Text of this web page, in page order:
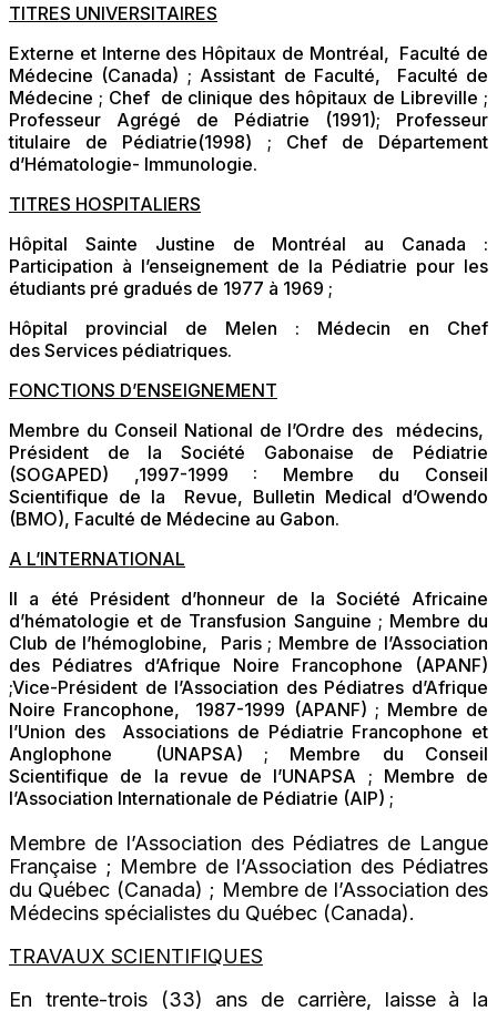
TITRES UNIVERSITAIRES
Externe et Interne des Hôpitaux de Montréal, Faculté de
Médecine (Canada) ; Assistant de Faculté, Faculté de
Médecine ; Chef de clinique des hôpitaux de Libreville ;
Professeur Agrégé de Pédiatrie (1991); Professeur
titulaire de Pédiatrie(1998) ; Chef de Département
d’Hématologie- Immunologie.
TITRES HOSPITALIERS
Hôpital Sainte Justine de Montréal au Canada :
Participation à l’enseignement de la Pédiatrie pour les
étudiants pré gradués de 1977 à 1969 ;
Hôpital provincial de Melen : Médecin en Chef
des Services pédiatriques.
FONCTIONS D’ENSEIGNEMENT
Membre du Conseil National de l’Ordre des médecins,
Président de la Société Gabonaise de Pédiatrie
(SOGAPED) ,1997-1999 : Membre du Conseil
Scientifique de la Revue, Bulletin Medical d’Owendo
(BMO), Faculté de Médecine au Gabon.
A L’INTERNATIONAL
Il a été Président d’honneur de la Société Africaine
d’hématologie et de Transfusion Sanguine ; Membre du
Club de l’hémoglobine, Paris ; Membre de l’Association
des Pédiatres d’Afrique Noire Francophone (APANF)
;Vice-Président de l’Association des Pédiatres d’Afrique
Noire Francophone, 1987-1999 (APANF) ; Membre de
l’Union des Associations de Pédiatrie Francophone et
Anglophone (UNAPSA) ; Membre du Conseil
Scientifique de la revue de l’UNAPSA ; Membre de
l’Association Internationale de Pédiatrie (AIP) ;
Membre de l’Association des Pédiatres de Langue
Française ; Membre de l’Association des Pédiatres
du Québec (Canada) ; Membre de l’Association des
Médecins spécialistes du Québec (Canada).
TRAVAUX SCIENTIFIQUES
En trente-trois (33) ans de carrière, laisse à la